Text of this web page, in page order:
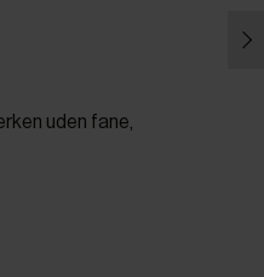
uden fane,